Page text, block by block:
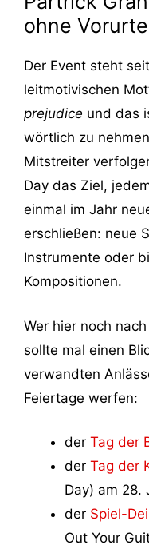
ohne
Der Event steht
leitmotivischen
prejudice und das
wörtlich zu
Mitstreiter
Day das Ziel,
einmal im Jahr
erschließen: neue
Instrumente oder
Kompositionen.
Wer hier noch
sollte mal einen
verwandten
Feiertage werfen:
der Tag der
der Tag der
Day) am 28.
der Spiel-
Out Your